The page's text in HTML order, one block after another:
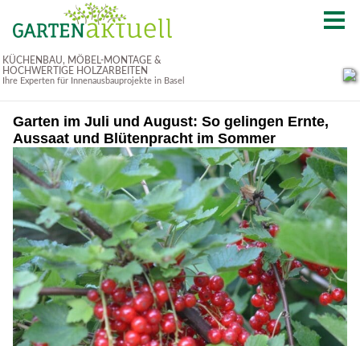
Garten im Juli und August: So gelingen Ernte,
Aussaat und Blütenpracht im Sommer